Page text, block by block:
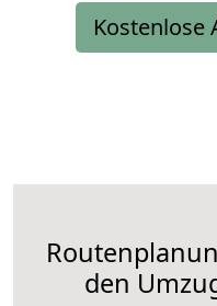
Kostenlose
den